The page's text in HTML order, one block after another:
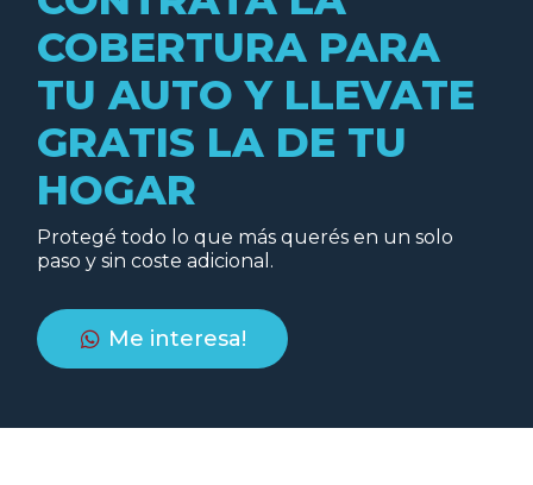
COBERTURA PARA
TU AUTO Y LLEVATE
GRATIS LA DE TU
HOGAR
Protegé todo lo que más querés en un solo
paso y sin coste adicional.
Me interesa!